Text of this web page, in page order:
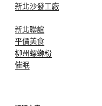
新北沙發工廠
新北聯誼
平價美食
柳州螺螄粉
催眠